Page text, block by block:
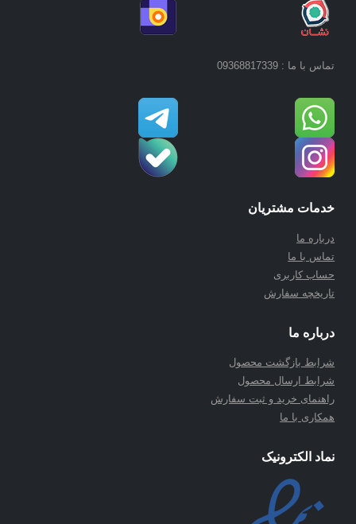
تماس با ما : 09368817339
خدمات مشتریان
درباره ما
تماس با ما
حساب کاربری
تاریخچه سفارش
درباره ما
شرابط بازگشت محصول
شرابط ارسال محصول
راهنمای خرید و ثبت سفارش
همکاری با ما
نماد الکترونیک